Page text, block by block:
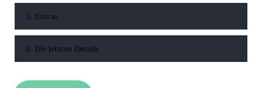
5. Extras
6. Die letzten Details